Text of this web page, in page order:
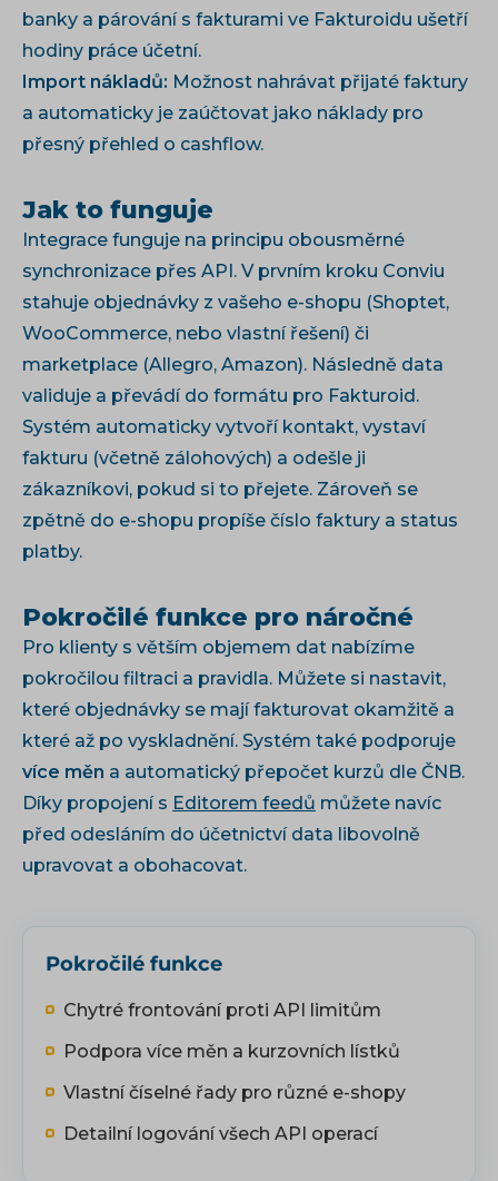
banky a párování s fakturami ve Fakturoidu ušetří
hodiny práce účetní.
Import nákladů: Možnost nahrávat přijaté faktury
a automaticky je zaúčtovat jako náklady pro
přesný přehled o cashflow.
Jak to funguje
Integrace funguje na principu obousměrné
synchronizace přes API. V prvním kroku Conviu
stahuje objednávky z vašeho e-shopu (Shoptet,
WooCommerce, nebo vlastní řešení) či
marketplace (Allegro, Amazon). Následně data
validuje a převádí do formátu pro Fakturoid.
Systém automaticky vytvoří kontakt, vystaví
fakturu (včetně zálohových) a odešle ji
zákazníkovi, pokud si to přejete. Zároveň se
zpětně do e-shopu propíše číslo faktury a status
platby.
Pokročilé funkce pro náročné
Pro klienty s větším objemem dat nabízíme
pokročilou filtraci a pravidla. Můžete si nastavit,
které objednávky se mají fakturovat okamžitě a
které až po vyskladnění. Systém také podporuje
více měn a automatický přepočet kurzů dle ČNB.
Díky propojení s Editorem feedů můžete navíc
před odesláním do účetnictví data libovolně
upravovat a obohacovat.
Pokročilé funkce
Chytré frontování proti API limitům
Podpora více měn a kurzovních lístků
Vlastní číselné řady pro různé e-shopy
Detailní logování všech API operací